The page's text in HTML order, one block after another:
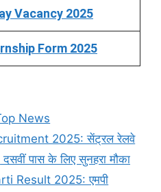
Vacancy 2025
Form 2025
News
2025: सेंट्रल रेलवे
पास के लिए सुनहरा मौका
Result 2025: एमपी